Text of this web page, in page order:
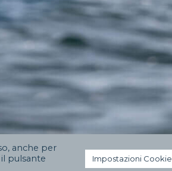
anche per
pulsante
Impostazioni Cookie